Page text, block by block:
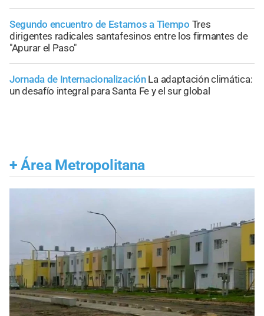
Segundo encuentro de Estamos a Tiempo Tres
dirigentes radicales santafesinos entre los firmantes de
"Apurar el Paso"
Jornada de Internacionalización La adaptación climática:
un desafío integral para Santa Fe y el sur global
+ Área Metropolitana